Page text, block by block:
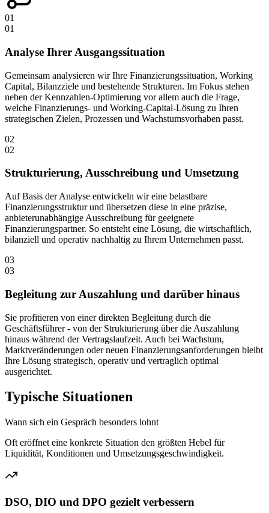
01
01
Analyse Ihrer Ausgangssituation
Gemeinsam analysieren wir Ihre Finanzierungssituation, Working
Capital, Bilanzziele und bestehende Strukturen. Im Fokus stehen
neben der Kennzahlen-Optimierung vor allem auch die Frage,
welche Finanzierungs- und Working-Capital-Lösung zu Ihren
strategischen Zielen, Prozessen und Wachstumsvorhaben passt.
02
02
Strukturierung, Ausschreibung und Umsetzung
Auf Basis der Analyse entwickeln wir eine belastbare
Finanzierungsstruktur und übersetzen diese in eine präzise,
anbieterunabhängige Ausschreibung für geeignete
Finanzierungspartner. So entsteht eine Lösung, die wirtschaftlich,
bilanziell und operativ nachhaltig zu Ihrem Unternehmen passt.
03
03
Begleitung zur Auszahlung und darüber hinaus
Sie profitieren von einer direkten Begleitung durch die
Geschäftsführer - von der Strukturierung über die Auszahlung
hinaus während der Vertragslaufzeit. Auch bei Wachstum,
Marktveränderungen oder neuen Finanzierungsanforderungen bleibt
Ihre Lösung strategisch, operativ und vertraglich optimal
ausgerichtet.
Typische Situationen
Wann sich ein Gespräch besonders lohnt
Oft eröffnet eine konkrete Situation den größten Hebel für
Liquidität, Konditionen und Umsetzungsgeschwindigkeit.
DSO, DIO und DPO gezielt verbessern